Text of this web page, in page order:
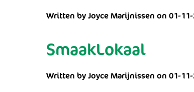
Written by Joyce Marijnissen on 01-11-
SmaakLokaal
Written by Joyce Marijnissen on 01-11-